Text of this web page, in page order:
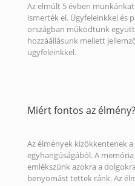
Az elmúlt 5 évben
ismerték el. Ügyfeleinkkel és
országban működtünk
hozzáállásunk mellett
ügyfeleinkkel.
Miért fontos az élmény?
Az élmények kizökkentenek
egyhangúságából. A
emlékszünk azokra a
benyomást tettek ránk. Az